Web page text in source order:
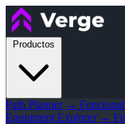
Productos
Path Planner →
Equipment Explorer →